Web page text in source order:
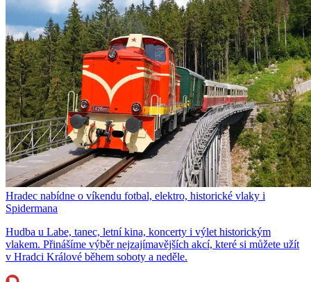
Hradec nabídne o víkendu fotbal, elektro, historické vlaky i
Spidermana
Hudba u Labe, tanec, letní kina, koncerty i výlet historickým
vlakem. Přinášíme výběr nejzajímavějších akcí, které si můžete užít
v Hradci Králové během soboty a neděle.